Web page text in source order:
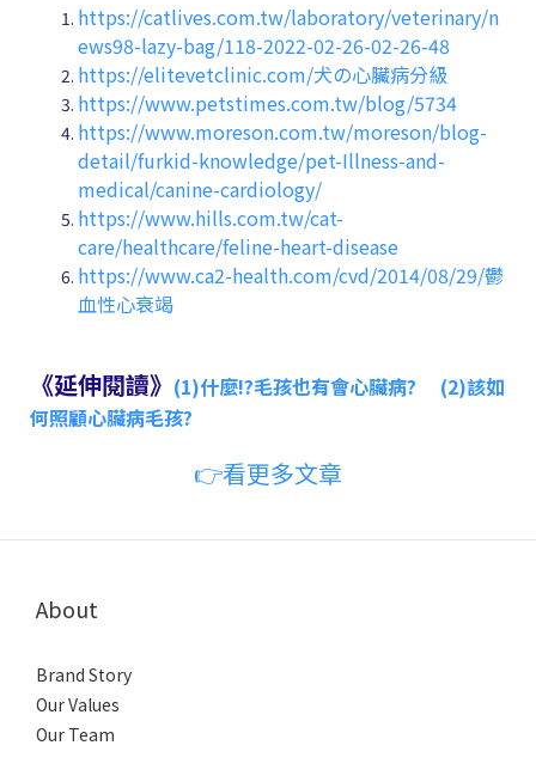
https://catlives.com.tw/laboratory/veterinary/n
ews98-lazy-bag/118-2022-02-26-02-26-48
https://elitevetclinic.com/犬の心臟病分級
https://www.petstimes.com.tw/blog/5734
https://www.moreson.com.tw/moreson/blog-
detail/furkid-knowledge/pet-Illness-and-
medical/canine-cardiology/
https://www.hills.com.tw/cat-
care/healthcare/feline-heart-disease
https://www.ca2-health.com/cvd/2014/08/29/鬱
血性心衰竭
《延伸閱讀》 (1)什麼!?毛孩也有會心臟病?
(2)該如
何照顧心臟病毛孩?
👉看更多文章
About
Brand Story
Our Values
Our Team